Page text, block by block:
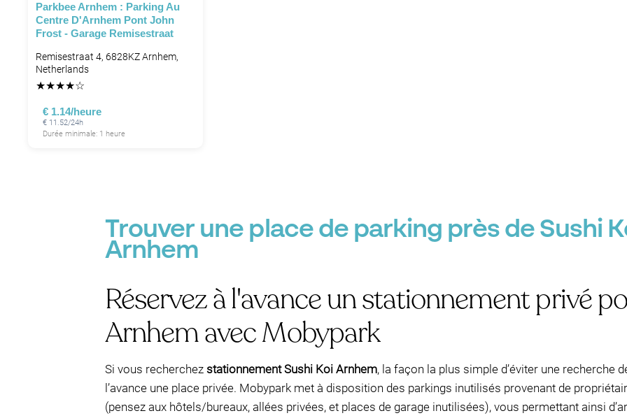
Parkbee Arnhem : Parking Au
Centre D'Arnhem Pont John
Frost - Garage Remisestraat
Remisestraat 4, 6828KZ Arnhem,
Netherlands
★★★★☆
€ 1.14/heure
€ 11.52/24h
Durée minimale: 1 heure
Trouver une place de parking près de Sushi
Arnhem
Réservez à l'avance un stationnement privé
Arnhem avec Mobypark
Si vous recherchez stationnement Sushi Koi Arnhem, la façon la plus simple d’éviter une recherche
l’avance une place privée. Mobypark met à disposition des parkings inutilisés provenant de
(pensez aux hôtels/bureaux, allées privées, et places de garage inutilisées), vous permettant ainsi